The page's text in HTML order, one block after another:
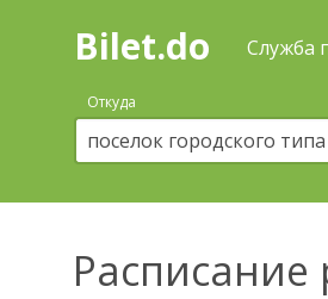
Поиск
покупка
билетов
автобус
онлайн
Bilet.do Служба
Откуда
Расписание